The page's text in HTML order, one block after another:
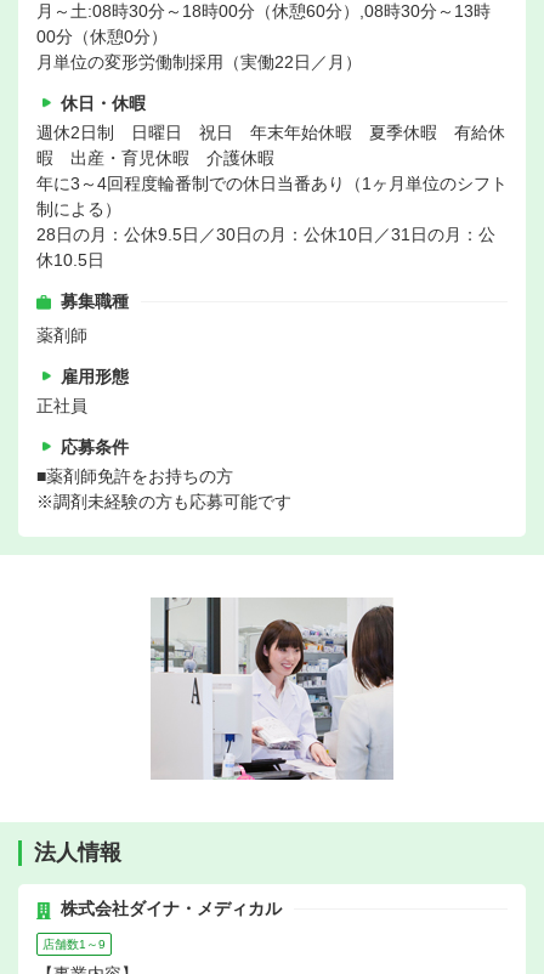
月～土:08時30分～18時00分（休憩60分）,08時30分～13時
00分（休憩0分）
月単位の変形労働制採用（実働22日／月）
休日・休暇
週休2日制 日曜日 祝日 年末年始休暇 夏季休暇 有給休
暇 出産・育児休暇 介護休暇
年に3～4回程度輪番制での休日当番あり（1ヶ月単位のシフト
制による）
28日の月：公休9.5日／30日の月：公休10日／31日の月：公
休10.5日
募集職種
薬剤師
雇用形態
正社員
応募条件
■薬剤師免許をお持ちの方
※調剤未経験の方も応募可能です
法人情報
株式会社ダイナ・メディカル
店舗数1～9